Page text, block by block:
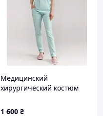
Медицинский
хирургический костюм
1 600 ₴